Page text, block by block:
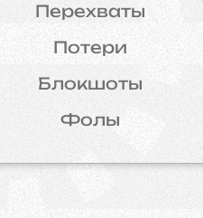
Перехваты
Потери
Блокшоты
Фолы